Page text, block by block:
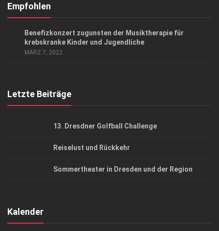
Kontakt, Impressum
Empfohlen
Benefizkonzert zugunsten der Musiktherapie für
krebskranke Kinder und Jugendliche
MÄRZ 7, 2022
Letzte Beiträge
13. Dresdner Golfball Challenge
Reiselust und Rückkehr
Sommertheater in Dresden und der Region
Kalender